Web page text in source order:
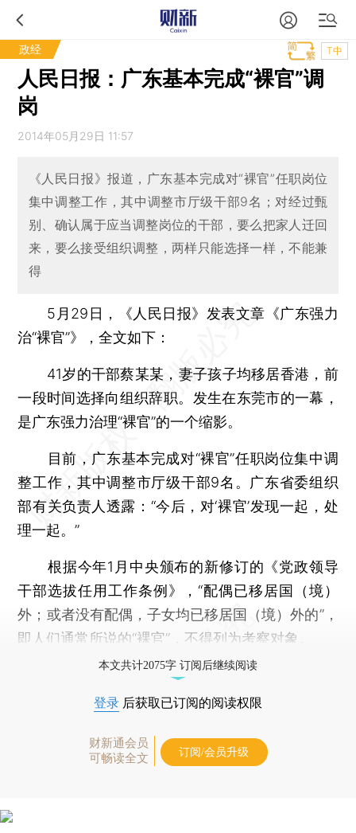
政经 T中
人民日报：广东基本完成“裸官”调
岗
2014年05月29日 11:57
《人民日报》报道，广东基本完成对“裸官”任职岗位
集中调整工作，其中调整市厅级干部9名；对经过甄
别、确认属于应当调整岗位的干部，要么把家人迁回
来，要么接受组织调整，两样只能选择一样，不能兼
得
5月29日，《人民日报》发表文章《广东强力
治“裸官”》，全文如下：
41岁的干部蔡某某，妻子孩子均移居香港，前
一段时间选择向组织辞职。发生在东莞市的一幕，
是广东强力治理“裸官”的一个缩影。
目前，广东基本完成对“裸官”任职岗位集中调
整工作，其中调整市厅级干部9名。广东省委组织
部有关负责人透露：“今后，对‘裸官’发现一起，处
理一起。”
根据今年1月中央颁布的新修订的《党政领导
干部选拔任用工作条例》，“配偶已移居国（境）
外；或者没有配偶，子女均已移居国（境）外的”，
即人们通常所说的“裸官”，不得列为考察对象。
本文共计2075字 订阅后继续阅读
登录 后获取已订阅的阅读权限
财新通会员
可畅读全文
订阅/会员升级